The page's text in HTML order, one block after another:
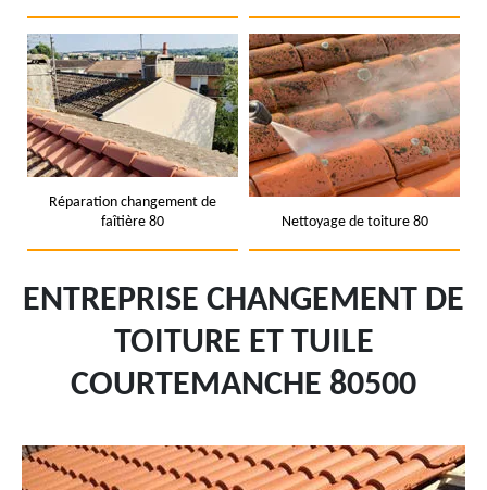
Réparation changement de
faîtière 80
Nettoyage de toiture 80
ENTREPRISE CHANGEMENT DE
TOITURE ET TUILE
COURTEMANCHE 80500